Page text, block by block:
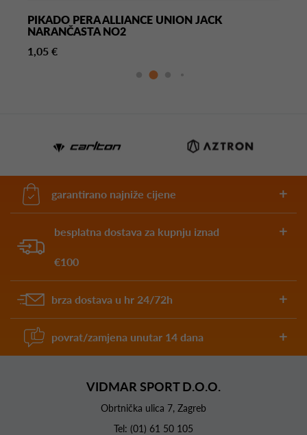
PIKADO PERA ALLIANCE UNION JACK
NARANČASTA NO2
1,05 €
garantirano najniže cijene
besplatna dostava za kupnju iznad
€100
brza dostava u hr 24/72h
povrat/zamjena unutar 14 dana
VIDMAR SPORT D.O.O.
Obrtnička ulica 7, Zagreb
Tel: (01) 61 50 105